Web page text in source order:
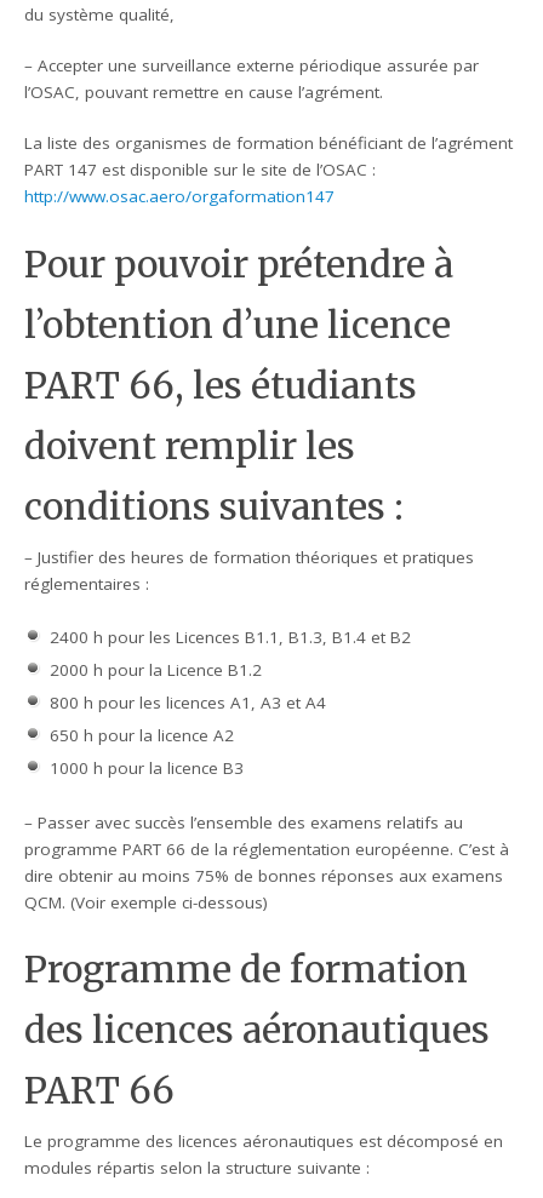
du système qualité,
– Accepter une surveillance externe périodique assurée par
l’OSAC, pouvant remettre en cause l’agrément.
La liste des organismes de formation bénéficiant de l’agrément
PART 147 est disponible sur le site de l’OSAC :
http://www.osac.aero/orgaformation147
Pour pouvoir prétendre à
l’obtention d’une licence
PART 66, les étudiants
doivent remplir les
conditions suivantes :
– Justifier des heures de formation théoriques et pratiques
réglementaires :
2400 h pour les Licences B1.1, B1.3, B1.4 et B2
2000 h pour la Licence B1.2
800 h pour les licences A1, A3 et A4
650 h pour la licence A2
1000 h pour la licence B3
– Passer avec succès l’ensemble des examens relatifs au
programme PART 66 de la réglementation européenne. C’est à
dire obtenir au moins 75% de bonnes réponses aux examens
QCM. (Voir exemple ci-dessous)
Programme de formation
des licences aéronautiques
PART 66
Le programme des licences aéronautiques est décomposé en
modules répartis selon la structure suivante :